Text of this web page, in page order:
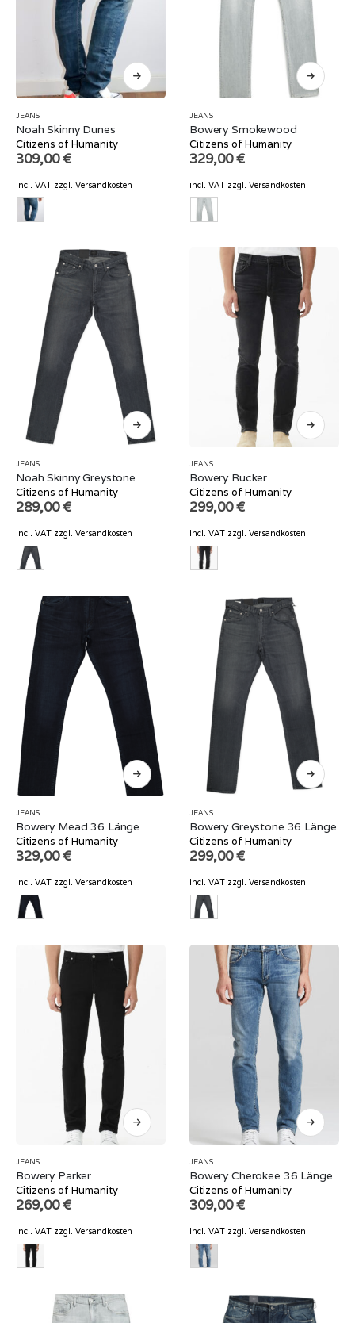
JEANS
Noah Skinny Dunes
Citizens of Humanity
309,00€
incl. VAT zzgl. Versandkosten
JEANS
Bowery Smokewood
Citizens of Humanity
329,00€
incl. VAT zzgl. Versandkosten
JEANS
Noah Skinny Greystone
Citizens of Humanity
289,00€
incl. VAT zzgl. Versandkosten
JEANS
Bowery Rucker
Citizens of Humanity
299,00€
incl. VAT zzgl. Versandkosten
JEANS
Bowery Mead 36 Länge
Citizens of Humanity
329,00€
incl. VAT zzgl. Versandkosten
JEANS
Bowery Greystone 36 Länge
Citizens of Humanity
299,00€
incl. VAT zzgl. Versandkosten
JEANS
Bowery Parker
Citizens of Humanity
269,00€
incl. VAT zzgl. Versandkosten
JEANS
Bowery Cherokee 36 Länge
Citizens of Humanity
309,00€
incl. VAT zzgl. Versandkosten